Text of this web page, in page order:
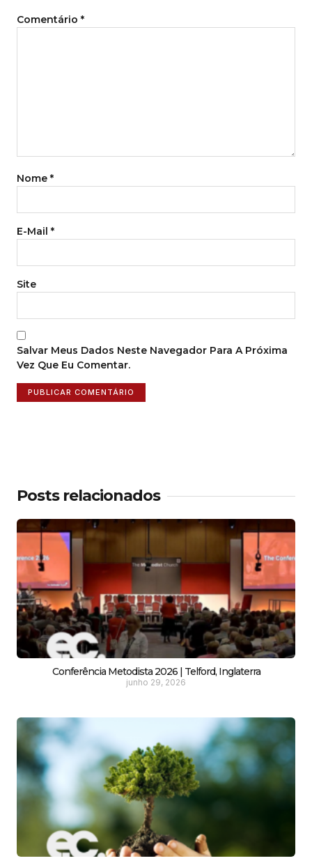
Comentário *
Nome *
E-Mail *
Site
Salvar Meus Dados Neste Navegador Para A Próxima
Vez Que Eu Comentar.
Posts relacionados
Conferência Metodista 2026 | Telford, Inglaterra
junho 29, 2026